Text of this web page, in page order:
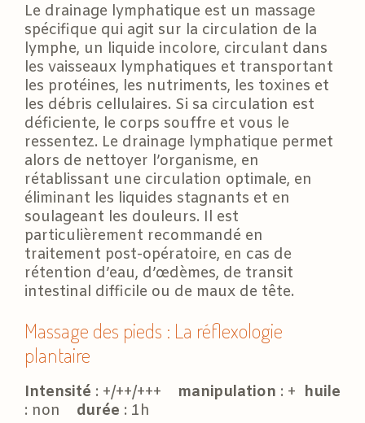
Le drainage lymphatique est un massage
spécifique qui agit sur la circulation de la
lymphe, un liquide incolore, circulant dans
les vaisseaux lymphatiques et transportant
les protéines, les nutriments, les toxines et
les débris cellulaires. Si sa circulation est
déficiente, le corps souffre et vous le
ressentez. Le drainage lymphatique permet
alors de nettoyer l’organisme, en
rétablissant une circulation optimale, en
éliminant les liquides stagnants et en
soulageant les douleurs. Il est
particulièrement recommandé en
traitement post-opératoire, en cas de
rétention d’eau, d’œdèmes, de transit
intestinal difficile ou de maux de tête.
Massage des pieds : La réflexologie
plantaire
Intensité : +/++/+++ manipulation : + huile
: non durée : 1h